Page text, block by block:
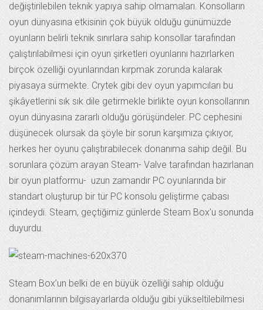
değiştirilebilen teknik yapıya sahip olmamaları. Konsolların
oyun dünyasına etkisinin çok büyük olduğu günümüzde
oyunların belirli teknik sınırlara sahip konsollar tarafından
çalıştırılabilmesi için oyun şirketleri oyunlarını hazırlarken
birçok özelliği oyunlarından kırpmak zorunda kalarak
piyasaya sürmekte. Crytek gibi dev oyun yapımcıları bu
şikâyetlerini sık sık dile getirmekle birlikte oyun konsollarının
oyun dünyasına zararlı olduğu görüşündeler. PC cephesini
düşünecek olursak da şöyle bir sorun karşımıza çıkıyor,
herkes her oyunu çalıştırabilecek donanıma sahip değil. Bu
sorunlara çözüm arayan Steam- Valve tarafından hazırlanan
bir oyun platformu- uzun zamandır PC oyunlarında bir
standart oluşturup bir tür PC konsolu geliştirme çabası
içindeydi. Steam, geçtiğimiz günlerde Steam Box’u sonunda
duyurdu.
Steam Box’un belki de en büyük özelliği sahip olduğu
donanımlarının bilgisayarlarda olduğu gibi yükseltilebilmesi